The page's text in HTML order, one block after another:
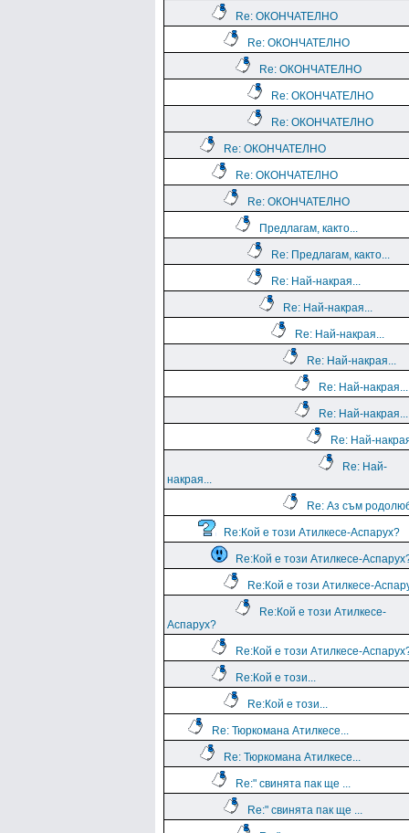
Re: ОКОНЧАТЕЛНО
Re: ОКОНЧАТЕЛНО
Re: ОКОНЧАТЕЛНО
Re: ОКОНЧАТЕЛНО
Re: ОКОНЧАТЕЛНО
Re: ОКОНЧАТЕЛНО
Re: ОКОНЧАТЕЛНО
Re: ОКОНЧАТЕЛНО
Предлагам, както...
Re: Предлагам, както...
Re: Най-накрая...
Re: Най-накрая...
Re: Най-накрая...
Re: Най-накрая...
Re: Най-накрая...
Re: Най-накрая...
Re: Най-
Re: Най-
накрая...
Re: Аз съм
Re:Кой е този Атилкесе-Аспарух?
Re:Кой е този Атилкесе-
Re:Кой е този Атилкесе-
Re:Кой е този Атилкесе-
Аспарух?
Re:Кой е този Атилкесе-
Re:Кой е този...
Re:Кой е този...
Re: Тюркомана Атилкесе...
Re: Тюркомана Атилкесе...
Re:" свинята пак ще ...
Re:" свинята пак ще ...